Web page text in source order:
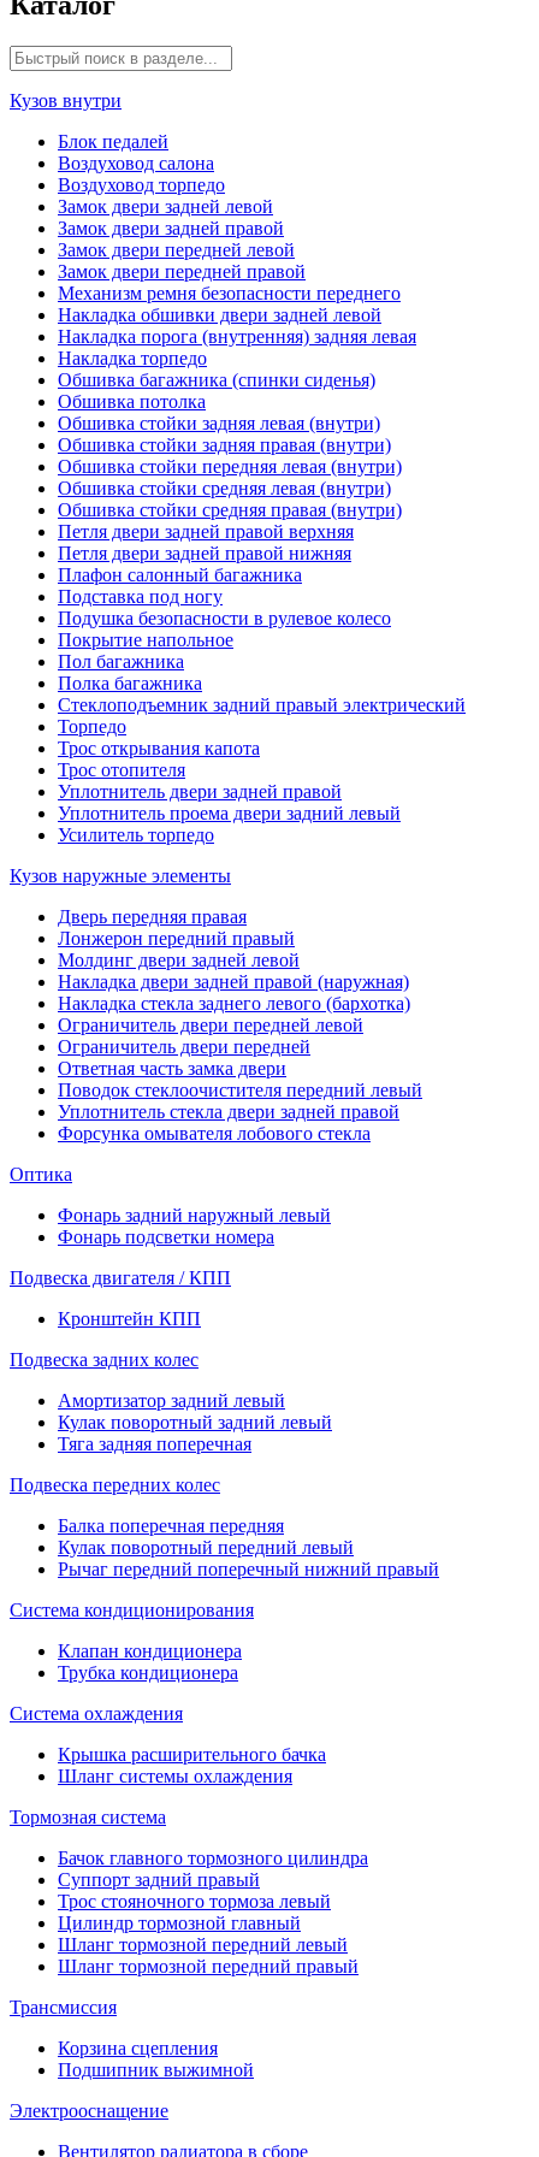
Кузов внутри
Блок педалей
Воздуховод салона
Воздуховод торпедо
Замок двери задней левой
Замок двери задней правой
Замок двери передней левой
Замок двери передней правой
Механизм ремня безопасности переднего
Накладка обшивки двери задней левой
Накладка порога (внутренняя) задняя левая
Накладка торпедо
Обшивка багажника (спинки сиденья)
Обшивка потолка
Обшивка стойки задняя левая (внутри)
Обшивка стойки задняя правая (внутри)
Обшивка стойки передняя левая (внутри)
Обшивка стойки средняя левая (внутри)
Обшивка стойки средняя правая (внутри)
Петля двери задней правой верхняя
Петля двери задней правой нижняя
Плафон салонный багажника
Подставка под ногу
Подушка безопасности в рулевое колесо
Покрытие напольное
Пол багажника
Полка багажника
Стеклоподъемник задний правый электрический
Торпедо
Трос открывания капота
Трос отопителя
Уплотнитель двери задней правой
Уплотнитель проема двери задний левый
Усилитель торпедо
Кузов наружные элементы
Дверь передняя правая
Лонжерон передний правый
Молдинг двери задней левой
Накладка двери задней правой (наружная)
Накладка стекла заднего левого (бархотка)
Ограничитель двери передней левой
Ограничитель двери передней
Ответная часть замка двери
Поводок стеклоочистителя передний левый
Уплотнитель стекла двери задней правой
Форсунка омывателя лобового стекла
Оптика
Фонарь задний наружный левый
Фонарь подсветки номера
Подвеска двигателя / КПП
Кронштейн КПП
Подвеска задних колес
Амортизатор задний левый
Кулак поворотный задний левый
Тяга задняя поперечная
Подвеска передних колес
Балка поперечная передняя
Кулак поворотный передний левый
Рычаг передний поперечный нижний правый
Система кондиционирования
Клапан кондиционера
Трубка кондиционера
Система охлаждения
Крышка расширительного бачка
Шланг системы охлаждения
Тормозная система
Бачок главного тормозного цилиндра
Суппорт задний правый
Трос стояночного тормоза левый
Цилиндр тормозной главный
Шланг тормозной передний левый
Шланг тормозной передний правый
Трансмиссия
Корзина сцепления
Подшипник выжимной
Электрооснащение
Вентилятор радиатора в сборе